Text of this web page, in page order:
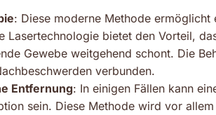
: Diese moderne Methode
Lasertechnologie bietet den Vorteil,
Gewebe weitgehend schont. Die
verbunden.
Entfernung: In einigen Fällen kann
sein. Diese Methode wird vor